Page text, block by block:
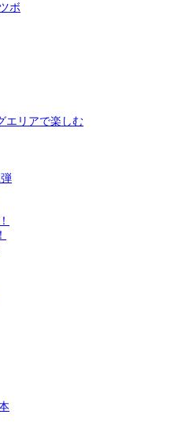
ボ
エリアで楽しむ